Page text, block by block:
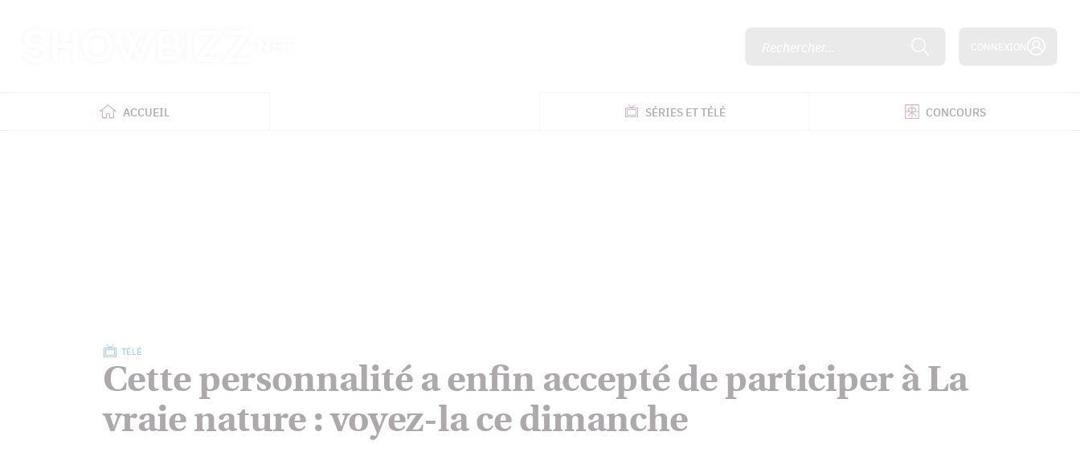
ACCUEIL SÉRIES ET TÉLÉ CONCOURS
TÉLÉ
Cette personnalité a enfin accepté de participer à La
vraie nature : voyez-la ce dimanche